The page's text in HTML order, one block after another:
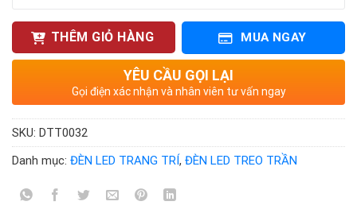
THÊM GIỎ HÀNG MUA NGAY
YÊU CẦU GỌI LẠI
Gọi điện xác nhận và nhân viên tư vấn ngay
SKU: DTT0032
Danh mục: ĐÈN LED TRANG TRÍ, ĐÈN LED TREO TRẦN